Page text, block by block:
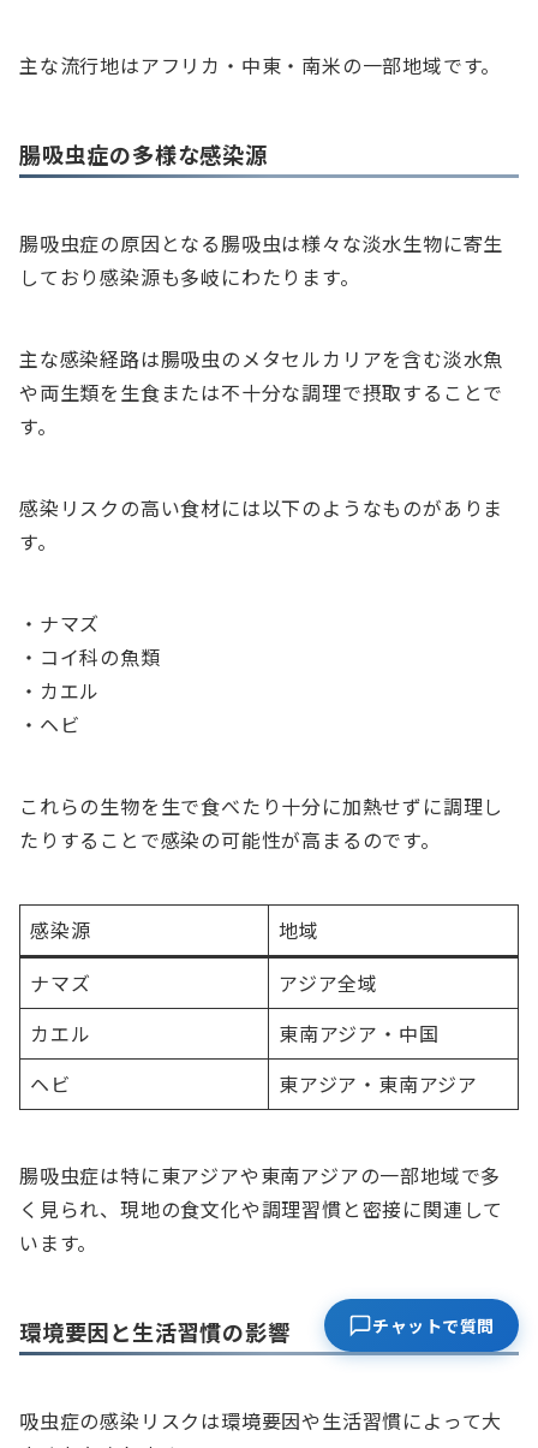
主な流行地はアフリカ・中東・南米の一部地域です。
腸吸虫症の多様な感染源
腸吸虫症の原因となる腸吸虫は様々な淡水生物に寄生
しており感染源も多岐にわたります。
主な感染経路は腸吸虫のメタセルカリアを含む淡水魚
や両生類を生食または不十分な調理で摂取することで
す。
感染リスクの高い食材には以下のようなものがありま
す。
・ナマズ
・コイ科の魚類
・カエル
・ヘビ
これらの生物を生で食べたり十分に加熱せずに調理し
たりすることで感染の可能性が高まるのです。
感染源
地域
ナマズ
アジア全域
カエル
東南アジア・中国
ヘビ
東アジア・東南アジア
腸吸虫症は特に東アジアや東南アジアの一部地域で多
く見られ、現地の食文化や調理習慣と密接に関連して
います。
環境要因と生活習慣の影響
吸虫症の感染リスクは環境要因や生活習慣によって大
チャットで質問